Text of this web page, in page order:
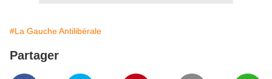
#La Gauche Antilibérale
Partager